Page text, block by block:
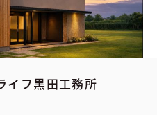
イフ黒田工務所